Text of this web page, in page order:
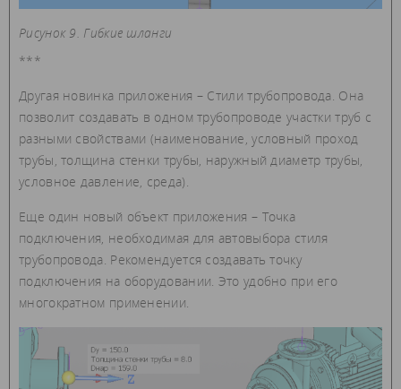
Рисунок 9. Гибкие шланги
***
Другая новинка приложения – Стили трубопровода. Она
позволит создавать в одном трубопроводе участки труб с
разными свойствами (наименование, условный проход
трубы, толщина стенки трубы, наружный диаметр трубы,
условное давление, среда).
Еще один новый объект приложения – Точка
подключения, необходимая для автовыбора стиля
трубопровода. Рекомендуется создавать точку
подключения на оборудовании. Это удобно при его
многократном применении.